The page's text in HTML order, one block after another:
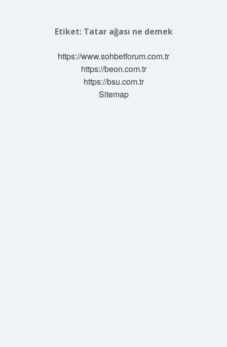
Etiket: Tatar ağası ne demek
https://www.sohbetforum.com.tr
https://beon.com.tr
https://bsu.com.tr
Sitemap